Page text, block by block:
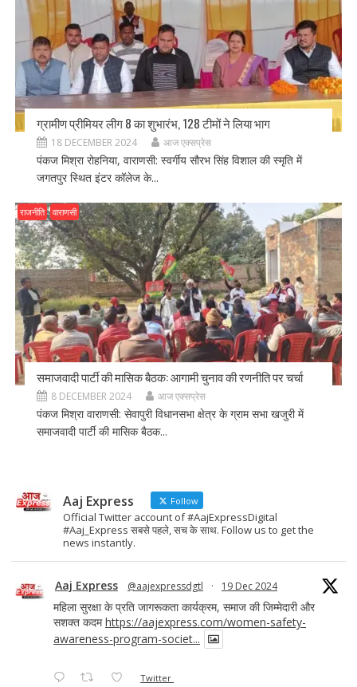
ग्रामीण प्रीमियर लीग 8 का शुभारंभ, 128 टीमों ने लिया भाग
18 DECEMBER 2024 आज एक्सप्रेस
पंकज मिश्रा रोहनिया, वाराणसी: स्वर्गीय सौरभ सिंह विशाल की स्मृति में
जगतपुर स्थित इंटर कॉलेज के...
राजनीति वाराणसी
समाजवादी पार्टी की मासिक बैठक: आगामी चुनाव की रणनीति पर चर्चा
8 DECEMBER 2024 आज एक्सप्रेस
पंकज मिश्रा वाराणसी: सेवापुरी विधानसभा क्षेत्र के ग्राम सभा खजुरी में
समाजवादी पार्टी की मासिक बैठक...
Aaj Express Follow
Official Twitter account of #AajExpressDigital
#Aaj_Express सबसे पहले, सच के साथ. Follow us to get the
news instantly.
Aaj Express @aajexpressdgtl · 19 Dec 2024
महिला सुरक्षा के प्रति जागरूकता कार्यक्रम, समाज की जिम्मेदारी और
सशक्त कदमhttps://aajexpress.com/women-safety-
awareness-program-societ...
Twitter